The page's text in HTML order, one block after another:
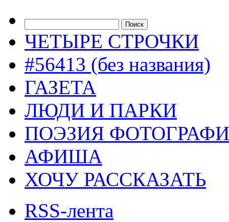
ЧЕТЫРЕ СТРОЧКИ
#56413 (без названия)
ГАЗЕТА
ЛЮДИ И ПАРКИ
ПОЭЗИЯ
АФИША
ХОЧУ РАССКАЗАТЬ
RSS-лента